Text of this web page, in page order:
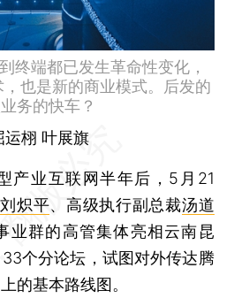
终端都已发生革命性变化，
也是新的商业模式。后发的
务的快车？
运栩 叶展旗
产业互联网半年后，5月21
刘炽平、高级执行副总裁汤道
业群的高管集体亮相云南昆
个分论坛，试图对外传达腾
的基本路线图。